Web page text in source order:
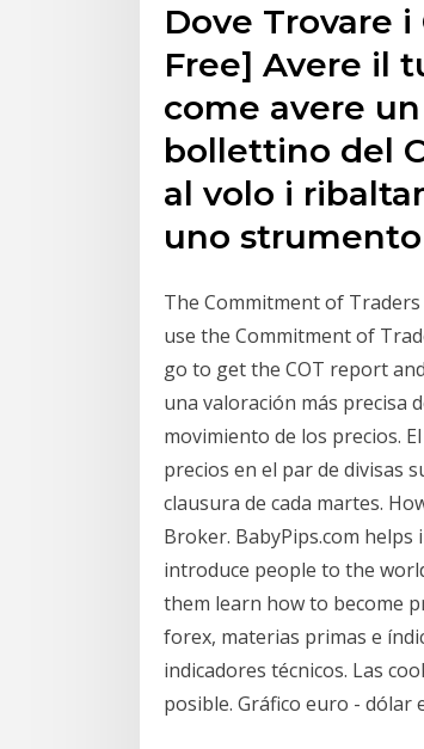
Dove Trovare
Free] Avere il
come avere
bollettino del
al volo i
uno
The Commitment of
use the Commitment of
go to get the COT report
una valoración más precisa
movimiento de los precios.
precios en el par de divisas
clausura de cada martes.
Broker. BabyPips.com
introduce people to the
them learn how to become
forex, materias primas e
indicadores técnicos. Las
posible. Gráfico euro - dólar